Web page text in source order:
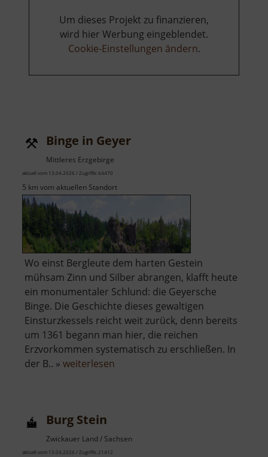
Um dieses Projekt zu finanzieren,
wird hier Werbung eingeblendet.
Cookie-Einstellungen ändern.
Binge in Geyer
Mittleres Erzgebirge
aktuell vom 13.04.2026 / Zugriffe: 64470
5 km vom aktuellen Standort
Wo einst Bergleute dem harten Gestein
mühsam Zinn und Silber abrangen, klafft heute
ein monumentaler Schlund: die Geyersche
Binge. Die Geschichte dieses gewaltigen
Einsturzkessels reicht weit zurück, denn bereits
um 1361 begann man hier, die reichen
Erzvorkommen systematisch zu erschließen. In
der B.. » weiterlesen
Burg Stein
Zwickauer Land / Sachsen
aktuell vom 13.04.2026 / Zugriffe: 21412